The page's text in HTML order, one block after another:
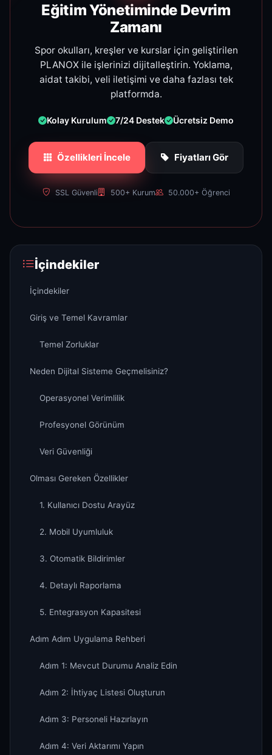
Eğitim Yönetiminde Devrim
Zamanı
Spor okulları, kreşler ve kurslar için geliştirilen
PLANOX ile işlerinizi dijitalleştirin. Yoklama,
aidat takibi, veli iletişimi ve daha fazlası tek
platformda.
Kolay Kurulum 7/24 Destek Ücretsiz Demo
Özellikleri İncele Fiyatları Gör
SSL Güvenli 500+ Kurum 50.000+ Öğrenci
İçindekiler
İçindekiler
Giriş ve Temel Kavramlar
Temel Zorluklar
Neden Dijital Sisteme Geçmelisiniz?
Operasyonel Verimlilik
Profesyonel Görünüm
Veri Güvenliği
Olması Gereken Özellikler
1. Kullanıcı Dostu Arayüz
2. Mobil Uyumluluk
3. Otomatik Bildirimler
4. Detaylı Raporlama
5. Entegrasyon Kapasitesi
Adım Adım Uygulama Rehberi
Adım 1: Mevcut Durumu Analiz Edin
Adım 2: İhtiyaç Listesi Oluşturun
Adım 3: Personeli Hazırlayın
Adım 4: Veri Aktarımı Yapın